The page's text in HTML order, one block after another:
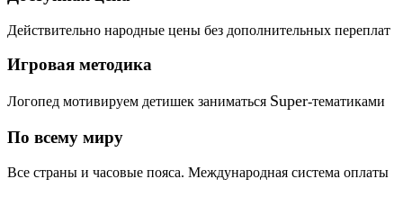
Действительно народные цены без дополнительных переплат
Игровая методика
Логопед мотивируем детишек заниматься Super-тематиками
По всему миру
Все страны и часовые пояса. Международная система оплаты